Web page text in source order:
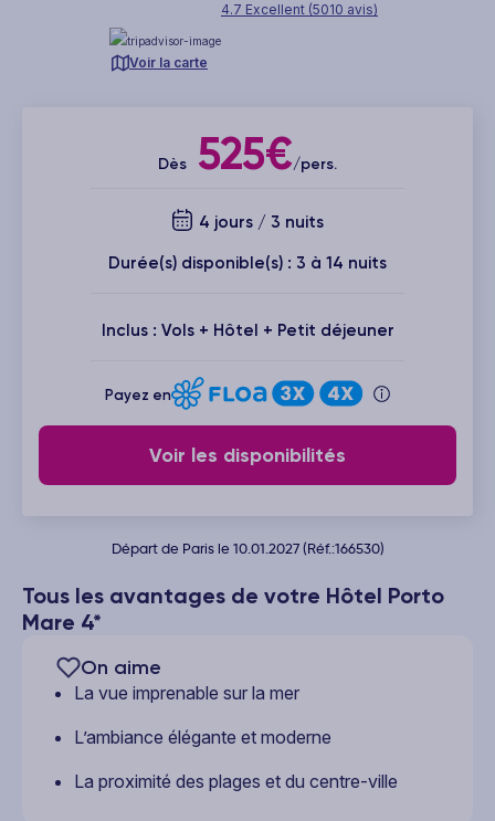
4.7 Excellent (5010 avis)
Voir la carte
Tous les avantages de votre Hôtel Porto
Mare 4*
On aime
La vue imprenable sur la mer
L’ambiance élégante et moderne
La proximité des plages et du centre-ville
Dès 525€/pers.
4 jours / 3 nuits
Durée(s) disponible(s) : 3 à 14 nuits
Inclus : Vols + Hôtel + Petit déjeuner
Payez en
Voir les disponibilités
Départ de Paris le 10.01.2027 (Réf.:166530)